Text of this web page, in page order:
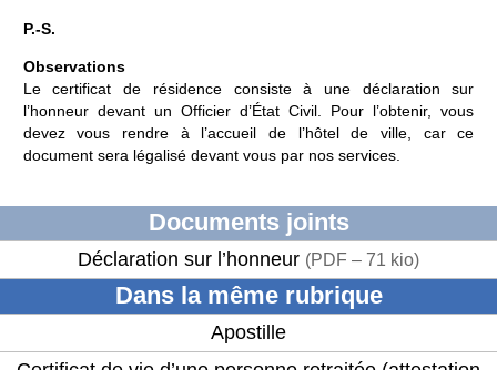
P.-S.
Observations
Le certificat de résidence consiste à une déclaration sur
l’honneur devant un Officier d’État Civil. Pour l’obtenir, vous
devez vous rendre à l’accueil de l’hôtel de ville, car ce
document sera légalisé devant vous par nos services.
Documents joints
Déclaration sur l’honneur (PDF – 71 kio)
Dans la même rubrique
Apostille